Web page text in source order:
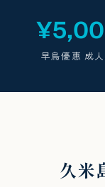
早鳥優惠 成
久米